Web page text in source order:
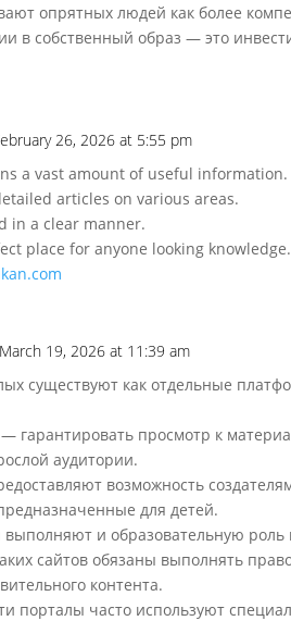
опрятных людей как более
в собственный образ — это
26, 2026 at 5:55 pm
a vast amount of useful information.
articles on various areas.
in a clear manner.
place for anyone looking knowledge.
19, 2026 at 11:39 am
существуют как отдельные
гарантировать просмотр к
аудитории.
возможность
для детей.
и образовательную роль
сайтов обязаны выполнять
контента.
порталы часто используют